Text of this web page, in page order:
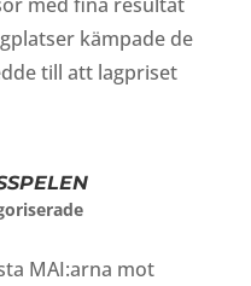
kämpade de
till att lagpriset
MAI:arna mot